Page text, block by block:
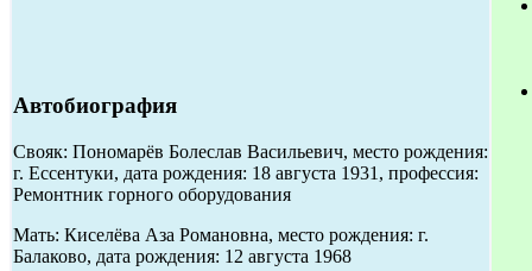
Автобиография
Свояк: Пономарёв Болеслав Васильевич, место рождения:
г. Ессентуки, дата рождения: 18 августа 1931, профессия:
Ремонтник горного оборудования
Мать: Киселёва Аза Романовна, место рождения: г.
Балаково, дата рождения: 12 августа 1968